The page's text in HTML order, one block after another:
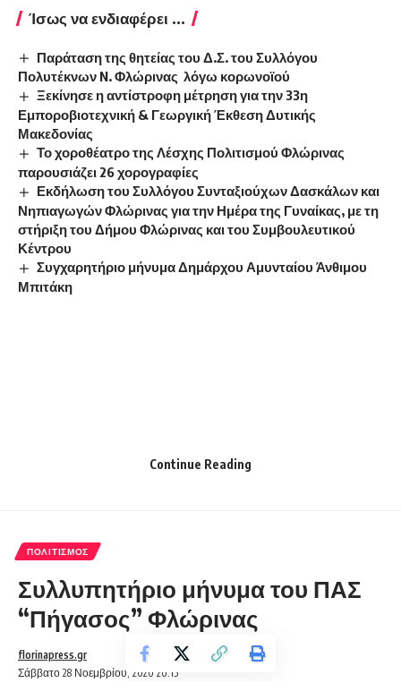
Ίσως να ενδιαφέρει ...
Παράταση της θητείας του Δ.Σ. του Συλλόγου
Πολυτέκνων N. Φλώρινας λόγω κορωνοϊού
Ξεκίνησε η αντίστροφη μέτρηση για την 33η
Εμποροβιοτεχνική & Γεωργική Έκθεση Δυτικής
Μακεδονίας
Το χοροθέατρο της Λέσχης Πολιτισμού Φλώρινας
παρουσιάζει 26 χορογραφίες
Εκδήλωση του Συλλόγου Συνταξιούχων Δασκάλων και
Νηπιαγωγών Φλώρινας για την Ημέρα της Γυναίκας, με τη
στήριξη του Δήμου Φλώρινας και του Συμβουλευτικού
Κέντρου
Συγχαρητήριο μήνυμα Δημάρχου Αμυνταίου Άνθιμου
Μπιτάκη
Continue Reading
ΠΟΛΙΤΙΣΜΌΣ
Συλλυπητήριο μήνυμα του ΠΑΣ
“Πήγασος” Φλώρινας
Σάββατο 28 Νοεμβρίου, 2020 20:15
florinapress.gr